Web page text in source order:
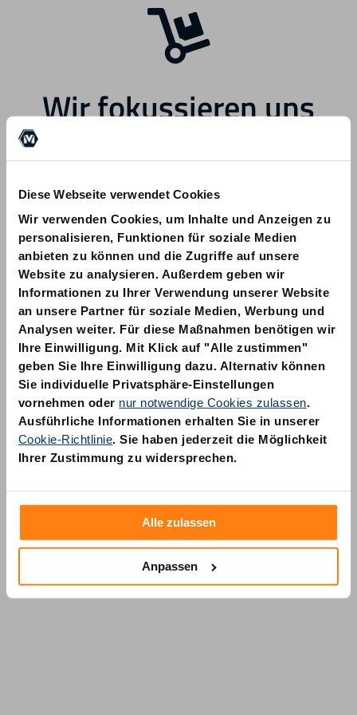
Diese Webseite verwendet Cookies
Wir verwenden Cookies, um Inhalte und Anzeigen zu
personalisieren, Funktionen für soziale Medien
anbieten zu können und die Zugriffe auf unsere
Website zu analysieren. Außerdem geben wir
Informationen zu Ihrer Verwendung unserer Website
an unsere Partner für soziale Medien, Werbung und
Analysen weiter. Für diese Maßnahmen benötigen wir
Ihre Einwilligung. Mit Klick auf "Alle zustimmen"
geben Sie Ihre Einwilligung dazu. Alternativ können
Sie individuelle Privatsphäre-Einstellungen
vornehmen oder nur notwendige Cookies zulassen.
Ausführliche Informationen erhalten Sie in unserer
Cookie-Richtlinie. Sie haben jederzeit die Möglichkeit
Ihrer Zustimmung zu widersprechen.
Alle zulassen
Anpassen
Wir fokussieren uns
zukünftig auf andere
Bereiche.
Bei Fragen zu Ihrer Bestellung wenden
Sie sich bitte an info@am-quality.com
AM Quality GmbH
Wolfsstraße 6-14